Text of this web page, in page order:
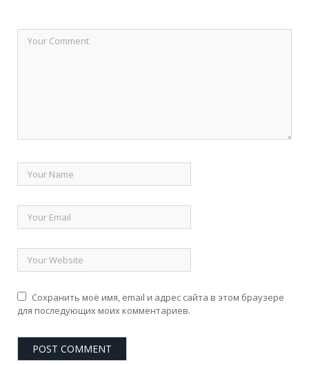
Сохранить моё имя, email и адрес сайта в этом браузере
для последующих моих комментариев.